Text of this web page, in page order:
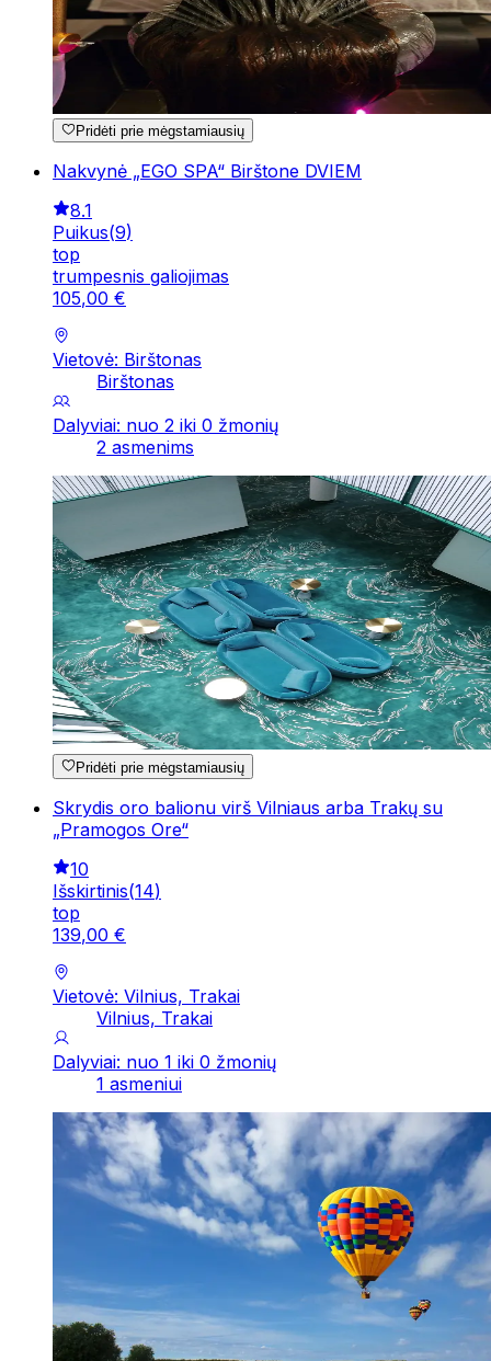
Pridėti prie mėgstamiausių
Nakvynė „EGO SPA“ Birštone DVIEM
8.1
Puikus(9)
top
trumpesnis galiojimas
105,00 €
Vietovė: Birštonas
Birštonas
Dalyviai: nuo 2 iki 0 žmonių
2 asmenims
Pridėti prie mėgstamiausių
Skrydis oro balionu virš Vilniaus arba Trakų su
„Pramogos Ore“
10
Išskirtinis(14)
top
139,00 €
Vietovė: Vilnius, Trakai
Vilnius, Trakai
Dalyviai: nuo 1 iki 0 žmonių
1 asmeniui